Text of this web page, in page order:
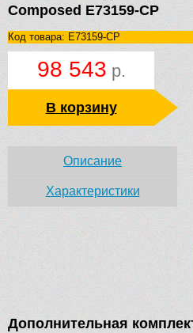
Composed E73159-CP
Код товара: E73159-CP
98 543 р.
В корзину
Описание
Характеристики
Дополнительная